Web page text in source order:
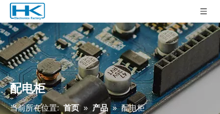
配电柜
当前所在位置: 首页 » 产品 » 配电柜